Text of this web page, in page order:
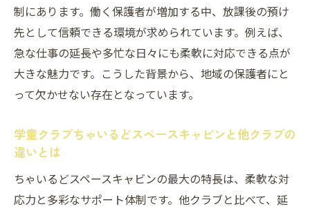
制にあります。働く保護者が増加する中、放課後の預け
先として信頼できる環境が求められています。例えば、
急な仕事の延長や多忙な日々にも柔軟に対応できる点が
大きな魅力です。こうした背景から、地域の保護者にと
って欠かせない存在となっています。
学童クラブちゃいるどスペースキャビンと他クラブの
違いとは
ちゃいるどスペースキャビンの最大の特長は、柔軟な対
応力と多彩なサポート体制です。他クラブと比べて、延